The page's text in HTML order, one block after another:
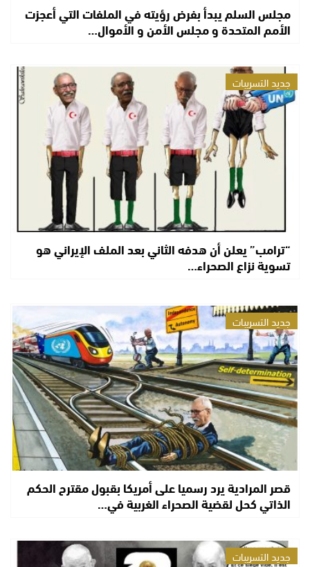
مجلس السلم يبدأ بفرض رؤيته في الملفات التي أعجزت
الأمم المتحدة و مجلس الأمن و الأموال…
جديد التسريبات
“ترامب” يعلن أن هدفه الثاني بعد الملف الإيراني هو
تسوية نزاع الصحراء…
جديد التسريبات
قصر المرادية يرد رسميا على أمريكا بقبول مقترح الحكم
الذاتي كحل لقضية الصحراء الغربية في…
جديد التسريبات